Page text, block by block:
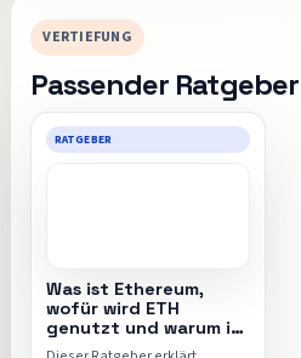
VERTIEFUNG
Passender
RATGEBER
Was ist Ethereum,
wofür wird ETH
genutzt und warum ist
es relevant